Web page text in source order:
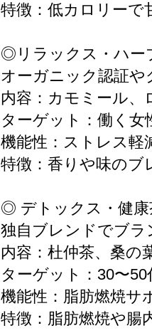
特徴：低カロリーで
◎リラックス・ハー
オーガニック認証
内容：カモミール
ターゲット：働く
機能性：ストレス軽
特徴：香りや味のブ
◎ デトックス・健康
独自ブレンドでブラ
内容：杜仲茶、桑の
ターゲット：30〜
機能性：脂肪燃焼サ
特徴：脂肪燃焼や腸